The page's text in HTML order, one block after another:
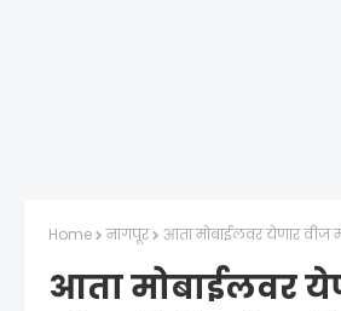
Home नागपूर आता मोबाईलवर येणार वीज
आता मोबाईलवर